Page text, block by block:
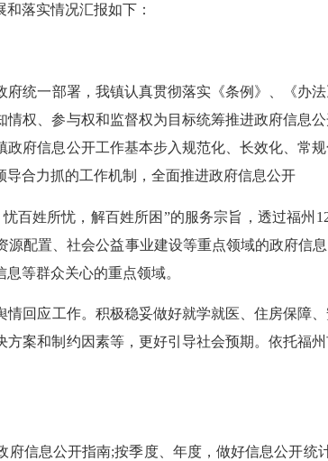
落实情况汇报如下：
府统一部署，我镇认真贯彻落实《条例》、《办
权、参与权和监督权为目标统筹推进政府信息
府信息公开工作基本步入规范化、长效化、常
合力抓的工作机制，全面推进政府信息公开
百姓所忧，解百姓所困”的服务宗旨，透过福
配置、社会公益事业建设等重点领域的政府信
等群众关心的重点领域。
情回应工作。积极稳妥做好就学就医、住房保障
案和制约因素等，更好引导社会预期。依托福
府信息公开指南;按季度、年度，做好信息公开